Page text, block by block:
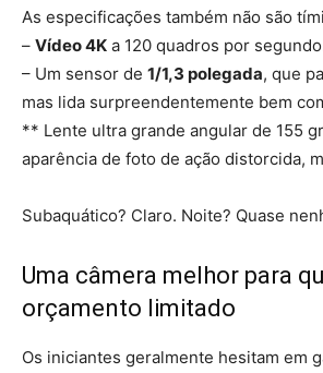
As especificações também não são
– Vídeo 4K a 120 quadros por
– Um sensor de 1/1,3 polegada, que
mas lida surpreendentemente bem
** Lente ultra grande angular de 155
aparência de foto de ação distorcida,
Subaquático? Claro. Noite? Quase
Uma câmera melhor para
orçamento limitado
Os iniciantes geralmente hesitam em